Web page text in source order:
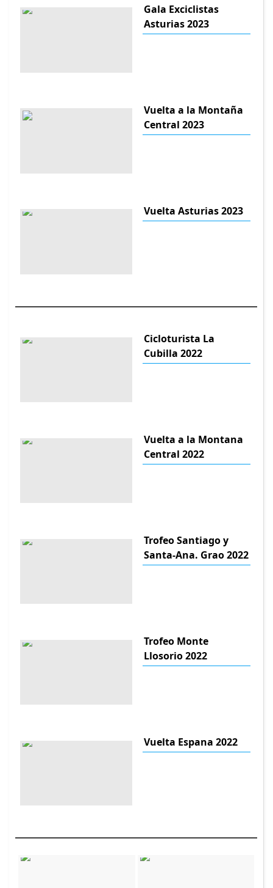
Gala Exciclistas
Asturias 2023
Vuelta a la Montaña
Central 2023
Vuelta Asturias 2023
Cicloturista La
Cubilla 2022
Vuelta a la Montana
Central 2022
Trofeo Santiago y
Santa-Ana. Grao 2022
Trofeo Monte
Llosorio 2022
Vuelta Espana 2022